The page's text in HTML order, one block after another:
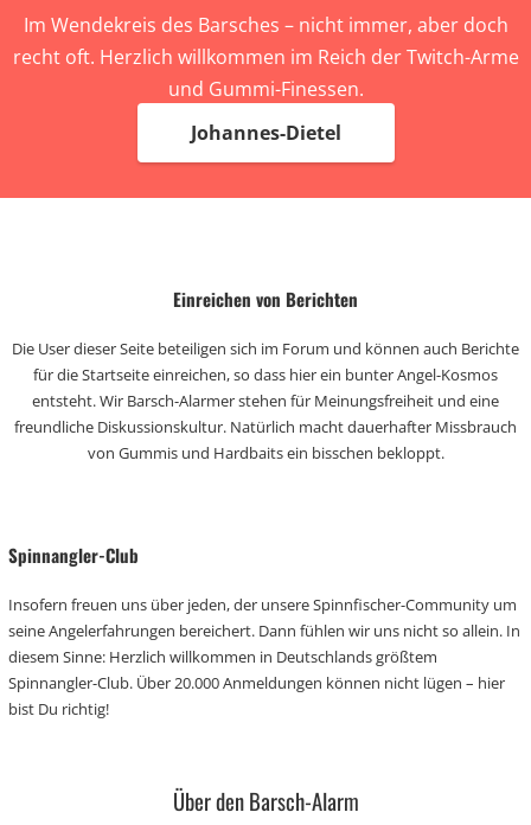
Im Wendekreis des Barsches – nicht immer, aber doch
recht oft. Herzlich willkommen im Reich der Twitch-Arme
und Gummi-Finessen.
Johannes-Dietel
Einreichen von Berichten
Die User dieser Seite beteiligen sich im Forum und können auch Berichte
für die Startseite einreichen, so dass hier ein bunter Angel-Kosmos
entsteht. Wir Barsch-Alarmer stehen für Meinungsfreiheit und eine
freundliche Diskussionskultur. Natürlich macht dauerhafter Missbrauch
von Gummis und Hardbaits ein bisschen bekloppt.
Spinnangler-Club
Insofern freuen uns über jeden, der unsere Spinnfischer-Community um
seine Angelerfahrungen bereichert. Dann fühlen wir uns nicht so allein. In
diesem Sinne: Herzlich willkommen in Deutschlands größtem
Spinnangler-Club. Über 20.000 Anmeldungen können nicht lügen – hier
bist Du richtig!
Über den Barsch-Alarm